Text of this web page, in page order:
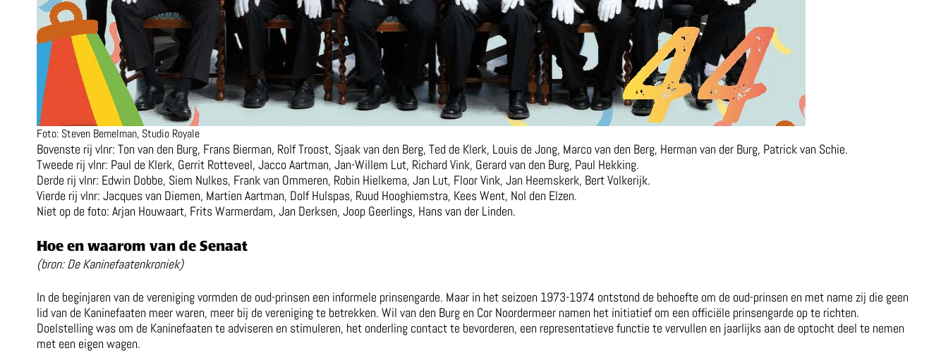
Foto: Steven Bemelman, Studio Royale
Bovenste rij vlnr: Ton van den Burg, Frans Bierman, Rolf Troost, Sjaak van den Berg, Ted de Klerk, Louis de Jong, Marco van den Berg, Herman van der Burg, Patrick van Schie.
Tweede rij vlnr: Paul de Klerk, Gerrit Rotteveel, Jacco Aartman, Jan-Willem Lut, Richard Vink, Gerard van den Burg, Paul Hekking.
Derde rij vlnr: Edwin Dobbe, Siem Nulkes, Frank van Ommeren, Robin Hielkema, Jan Lut, Floor Vink, Jan Heemskerk, Bert Volkerijk.
Vierde rij vlnr: Jacques van Diemen, Martien Aartman, Dolf Hulspas, Ruud Hooghiemstra, Kees Went, Nol den Elzen.
Niet op de foto: Arjan Houwaart, Frits Warmerdam, Jan Derksen, Joop Geerlings, Hans van der Linden.
Hoe en waarom van de Senaat
(bron: De Kaninefaatenkroniek)
In de beginjaren van de vereniging vormden de oud-prinsen een informele prinsengarde. Maar in het seizoen 1973-1974 ontstond de behoefte om de oud-prinsen en met name zij die geen
lid van de Kaninefaaten meer waren, meer bij de vereniging te betrekken. Wil van den Burg en Cor Noordermeer namen het initiatief om een officiële prinsengarde op te richten.
Doelstelling was om de Kaninefaaten te adviseren en stimuleren, het onderling contact te bevorderen, een representatieve functie te vervullen en jaarlijks aan de optocht deel te nemen
met een eigen wagen.